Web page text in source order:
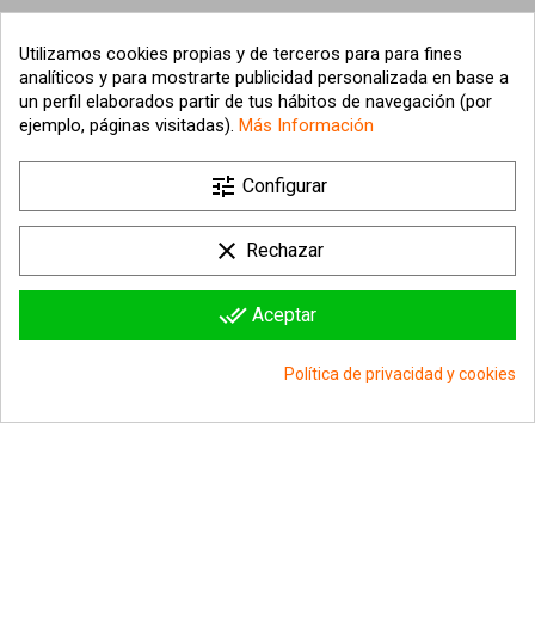
Información sobre la tienda 
Utilizamos cookies propias y de terceros para para fines
analíticos y para mostrarte publicidad personalizada en base a
un perfil elaborados partir de tus hábitos de navegación (por
ejemplo, páginas visitadas). Más Información
tune Configurar
clear Rechazar
done_all Aceptar
Política de privacidad y cookies